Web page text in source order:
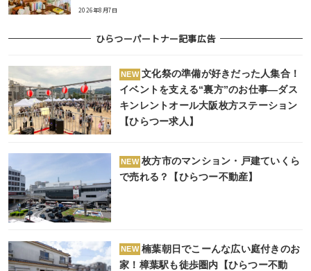
2026年8月7日
ひらつーパートナー記事広告
NEW 文化祭の準備が好きだった人集合！
イベントを支える“裏方”のお仕事―ダス
キンレントオール大阪枚方ステーション
【ひらつー求人】
NEW 枚方市のマンション・戸建ていくら
で売れる？【ひらつー不動産】
NEW 楠葉朝日でこーんな広い庭付きのお
家！樟葉駅も徒歩圏内【ひらつー不動